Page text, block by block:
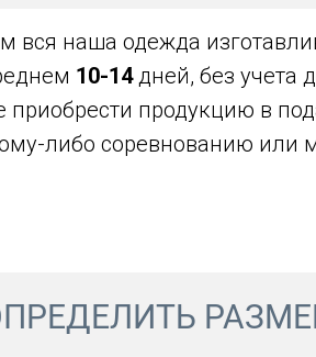
вся наша одежда
10-14дней, без учета
приобрести продукцию в
либо соревнованию или